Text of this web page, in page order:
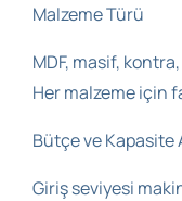
Malzeme Türü
MDF, masif,
Her malzeme için
Bütçe ve Kapasite
Giriş seviyesi